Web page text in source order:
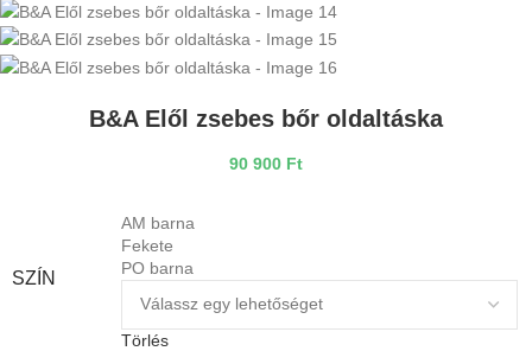
B&A Elől zsebes bőr oldaltáska
90 900 Ft
SZÍN
AM barna
Fekete
PO barna
Törlés